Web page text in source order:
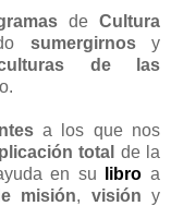
deCultura
sumergirnosy
de las
a los que nos
total de la
en su libro a
misión, visión y